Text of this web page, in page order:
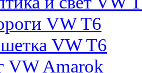
VW T6
VW T6
VW Amarok